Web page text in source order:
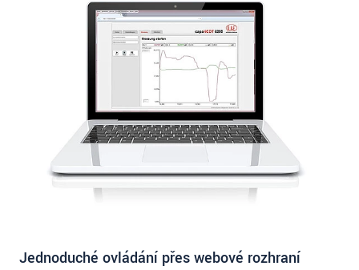
Jednoduché ovládání přes webové rozhraní